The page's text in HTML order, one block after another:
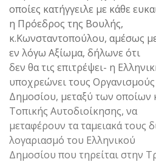
οποίες κατήγγειλε με κάθε
η Πρόεδρος της Βουλής,
κ.Κωνσταντοπούλου, αμέσως
εν λόγω Αξίωμα, δήλωνε ότι
δεν θα τις επιτρέψει- η
υποχρεώνει τους
Δημοσίου, μεταξύ των οποίων
Τοπικής Αυτοδιοίκησης, να
μεταφέρουν τα ταμειακά τους
λογαριασμό του Ελληνικού
Δημοσίου που τηρείται στην